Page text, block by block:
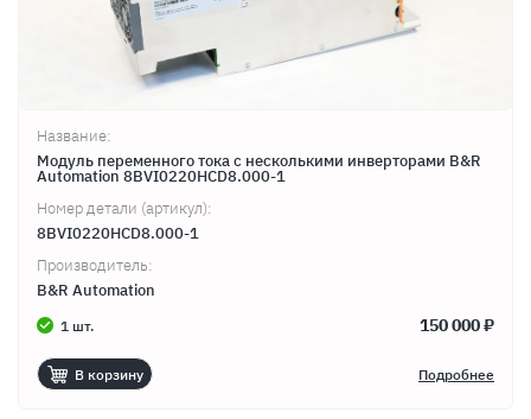
Название:
Модуль переменного тока с несколькими инверторами B&R
Automation 8BVI0220HCD8.000-1
Номер детали (артикул):
8BVI0220HCD8.000-1
Производитель:
B&R Automation
1 шт. 150 000 ₽
В корзину Подробнее